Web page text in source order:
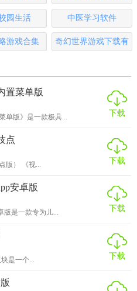
版
园生活 中医学习软件
游戏合集
奇幻世界游戏下载有
置菜单版
单版》是一款极具...
下载
点
视界线：边境（无限科技点版） 《视...
下载
安卓版
版是一款专为儿...
下载
是一个...
下载